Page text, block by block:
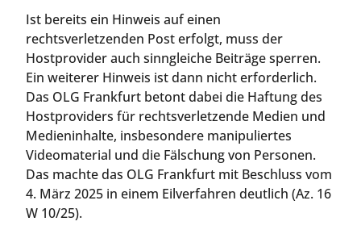
Ist bereits ein Hinweis auf einen
rechtsverletzenden Post erfolgt, muss der
Hostprovider auch sinngleiche Beiträge sperren.
Ein weiterer Hinweis ist dann nicht erforderlich.
Das OLG Frankfurt betont dabei die Haftung des
Hostproviders für rechtsverletzende Medien und
Medieninhalte, insbesondere manipuliertes
Videomaterial und die Fälschung von Personen.
Das machte das OLG Frankfurt mit Beschluss vom
4. März 2025 in einem Eilverfahren deutlich (Az. 16
W 10/25).